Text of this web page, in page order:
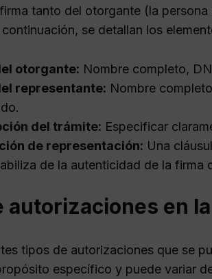
tanto del otorgante (la
se detallan los
otorgante: Nombre completo,
representante: Nombre
del trámite: Especificar
de representación: Una
de la autenticidad de la firma
autorizaciones en
tipos de autorizaciones que se
específico y puede variar